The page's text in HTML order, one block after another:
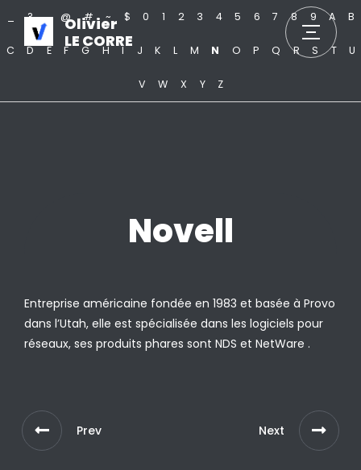
Olivier
LE CORRE
? . @ # ~ $ 0 1 2 3 4 5 6 7 8 9 A B
C D E F G H I J K L M N O P Q R S T U
V W X Y Z
Novell
Entreprise américaine fondée en 1983 et basée à Provo
dans l’Utah, elle est spécialisée dans les logiciels pour
réseaux, ses produits phares sont NDS et NetWare .
Prev Next